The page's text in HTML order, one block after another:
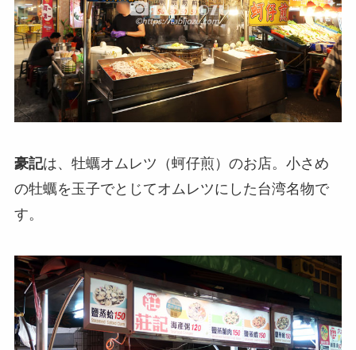
豪記は、牡蠣オムレツ（蚵仔煎）のお店。小さめ
の牡蠣を玉子でとじてオムレツにした台湾名物で
す。